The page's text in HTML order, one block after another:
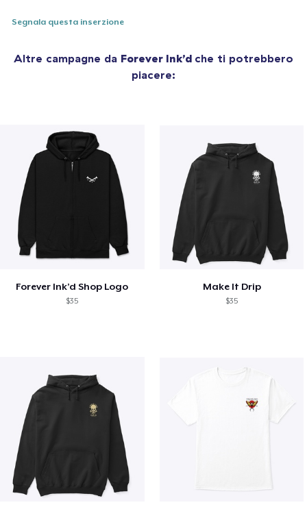
Segnala questa inserzione
Altre campagne da Forever Ink’d che ti potrebbero
piacere:
Forever Ink’d Shop Logo
$35
Make It Drip
$35